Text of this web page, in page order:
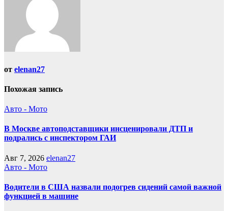
от elenan27
Похожая запись
Авто - Мото
В Москве автоподставщики инсценировали ДТП и
подрались с инспектором ГАИ
Авг 7, 2026 elenan27
Авто - Мото
Водители в США назвали подогрев сидений самой важной
функцией в машине